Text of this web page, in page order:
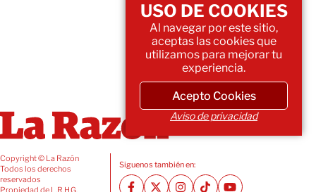
Copyright © La Razón
Todos los derechos
reservados
Propiedad de L.R.H.G.
Siguenos también en:
USO DE COOKIES
Al navegar por este sitio,
aceptas las cookies que
utilizamos para mejorar tu
experiencia.
Acepto Cookies
Aviso de privacidad